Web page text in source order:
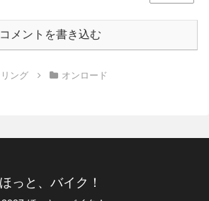
コメントを書き込む
ング オンロード
ほっと、バイク！